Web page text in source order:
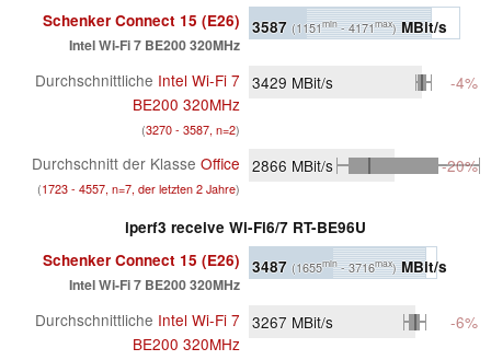
Schenker Connect 15 (E26)
Intel Wi-Fi 7 BE200 320MHz
3587 (1151min- 4171max)MBit/s
Durchschnittliche Intel Wi-Fi 7
BE200 320MHz
(3270 - 3587, n=2)
3429 MBit/s -4%
Durchschnitt der Klasse Office
(1723 - 4557, n=7, der letzten 2 Jahre)
2866 MBit/s -20%
iperf3 receive Wi-Fi6/7 RT-BE96U
Schenker Connect 15 (E26)
Intel Wi-Fi 7 BE200 320MHz
3487 (1655min- 3716max)MBit/s
Durchschnittliche Intel Wi-Fi 7
BE200 320MHz
3267 MBit/s -6%